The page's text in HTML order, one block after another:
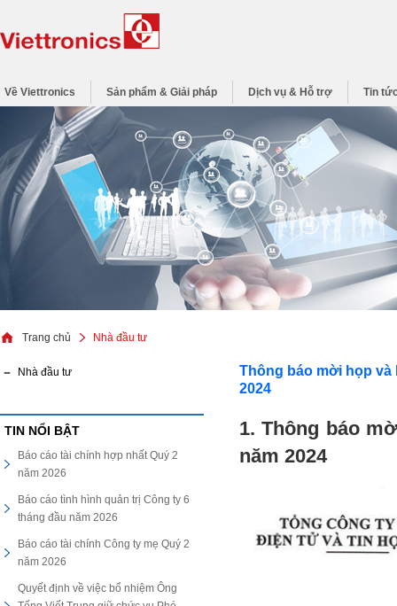
Về Viettronics Sản phẩm & Giải pháp Dịch vụ & Hỗ trợ Tin
Trang chủ Nhà đầu tư
Nhà đầu tư
TIN NỔI BẬT
Báo cáo tài chính hợp nhất Quý 2
năm 2026
Báo cáo tình hình quản trị Công ty 6
tháng đầu năm 2026
Báo cáo tài chính Công ty mẹ Quý 2
năm 2026
Quyết định về việc bổ nhiệm Ông
Thông báo mời họp
2024
1. Thông báo
năm 2024